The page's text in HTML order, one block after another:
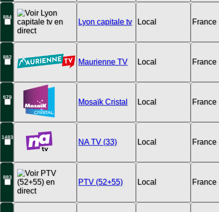
884
Lyon capitale tv Local France
882
Maurienne TV Local France
679
Mosaïk Cristal Local France
1483
NA TV (33) Local France
883
PTV (52+55) Local France